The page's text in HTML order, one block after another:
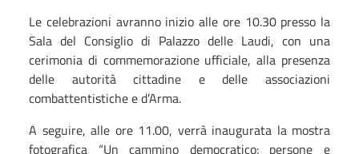
Le celebrazioni avranno inizio alle ore 10.30 presso la
Sala del Consiglio di Palazzo delle Laudi, con una
cerimonia di commemorazione ufficiale, alla presenza
delle autorità cittadine e delle associazioni
combattentistiche e d’Arma.
A seguire, alle ore 11.00, verrà inaugurata la mostra
fotografica “Un cammino democratico: persone e